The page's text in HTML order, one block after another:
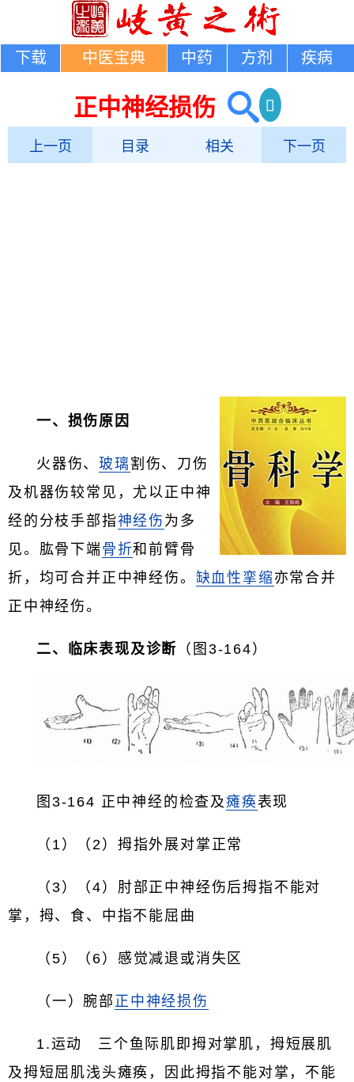
下载 中医宝典 中药 方剂 疾病
正中神经损伤
上一页 目录 相关 下一页
一、损伤原因
火器伤、玻璃 割伤、刀伤
及机器伤较常见，尤以正中神
经的分枝手部指神经伤 为多
见。肱骨下端骨折和前臂骨
折，均可合并正中神经伤。 缺血性挛缩亦常合并
正中神经伤。
二、临床表现及诊断 （图3-164）
图3-164 正中神经的检查及瘫痪表现
（1）（2）拇指外展对掌正常
（3）（4）肘部正中神经伤后拇指不能对
掌，拇、食、中指不能屈曲
（5）（6）感觉减退或消失区
（一）腕部 正中神经损伤
1.运动 三个鱼际肌即拇对掌肌，拇短展肌
及拇短屈肌浅头瘫痪，因此拇指不能对掌，不能